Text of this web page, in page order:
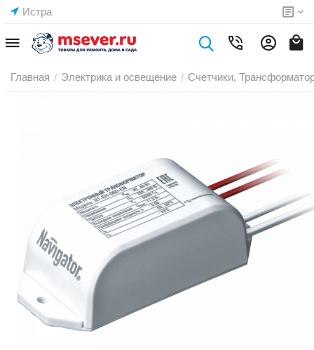
Истра
Главная / Электрика и освещение / Счетчики,